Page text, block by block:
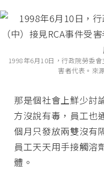
1998年6月10日，行政院勞委
害者代表。來
那是個社會上鮮少討
方沒說有毒，員工也
個月只發放兩雙沒有
員工天天用手接觸溶
體。